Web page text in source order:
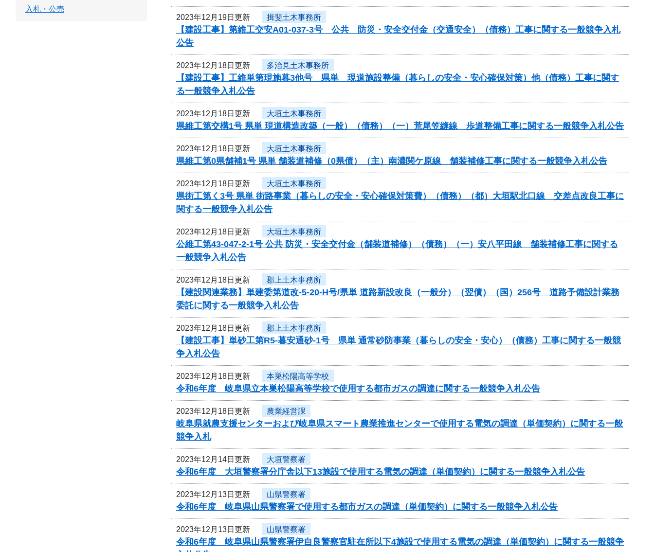
2023年12月19日更新 揖斐土木事務所
【建設工事】第維工交安A01-037-3号 公共 防災・安全交付金（交通安全）（債務）工事に関する一般競争入札
公告
2023年12月18日更新 多治見土木事務所
【建設工事】工維単第現施暮3他号 県単 現道施設整備（暮らしの安全・安心確保対策）他（債務）工事に関す
る一般競争入札公告
2023年12月18日更新 大垣土木事務所
県維工第交構1号 県単 現道構造改築（一般）（債務）（一）荒尾笠縫線 歩道整備工事に関する一般競争入札公告
2023年12月18日更新 大垣土木事務所
県維工第0県舗補1号 県単 舗装道補修（0県債）（主）南濃関ケ原線 舗装補修工事に関する一般競争入札公告
2023年12月18日更新 大垣土木事務所
県街工第く3号 県単 街路事業（暮らしの安全・安心確保対策費）（債務）（都）大垣駅北口線 交差点改良工事に
関する一般競争入札公告
2023年12月18日更新 大垣土木事務所
公維工第43-047-2-1号 公共 防災・安全交付金（舗装道補修）（債務）（一）安八平田線 舗装補修工事に関する
一般競争入札公告
2023年12月18日更新 郡上土木事務所
【建設関連業務】単建委第道改-5-20-H号/県単 道路新設改良（一般分）（翌債）（国）256号 道路予備設計業務
委託に関する一般競争入札公告
2023年12月18日更新 郡上土木事務所
【建設工事】単砂工第R5-暮安通砂-1号 県単 通常砂防事業（暮らしの安全・安心）（債務）工事に関する一般競
争入札公告
2023年12月18日更新 本巣松陽高等学校
令和6年度 岐阜県立本巣松陽高等学校で使用する都市ガスの調達に関する一般競争入札公告
2023年12月18日更新 農業経営課
岐阜県就農支援センターおよび岐阜県スマート農業推進センターで使用する電気の調達（単価契約）に関する一般
競争入札
2023年12月14日更新 大垣警察署
令和6年度 大垣警察署分庁舎以下13施設で使用する電気の調達（単価契約）に関する一般競争入札公告
2023年12月13日更新 山県警察署
令和6年度 岐阜県山県警察署で使用する都市ガスの調達（単価契約）に関する一般競争入札公告
2023年12月13日更新 山県警察署
令和6年度 岐阜県山県警察署伊自良警察官駐在所以下4施設で使用する電気の調達（単価契約）に関する一般競争
入札・公売